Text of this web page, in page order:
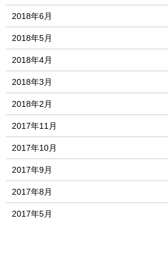
2018年6月
2018年5月
2018年4月
2018年3月
2018年2月
2017年11月
2017年10月
2017年9月
2017年8月
2017年5月